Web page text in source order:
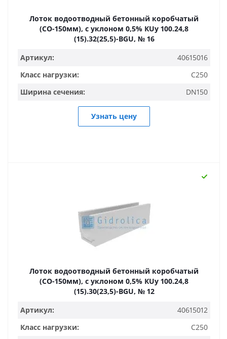
Лоток водоотводный бетонный коробчатый
(СО-150мм), с уклоном 0,5% КUу 100.24,8
(15).32(25,5)-BGU, № 16
Артикул:
40615016
Класс нагрузки:
C250
Ширина сечения:
DN150
Узнать цену
Лоток водоотводный бетонный коробчатый
(СО-150мм), с уклоном 0,5% КUу 100.24,8
(15).30(23,5)-BGU, № 12
Артикул:
40615012
Класс нагрузки:
C250